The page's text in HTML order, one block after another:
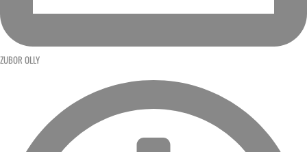
ZUBOR OLLY